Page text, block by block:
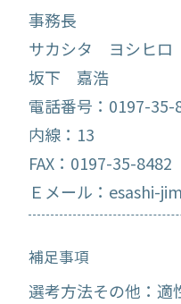
事務長
サカシタ ヨシヒロ
坂下 嘉浩
電話番号：0197-35-
内線：13
FAX：0197-35-8482
Ｅメール：esashi-
補足事項
選考方法その他：適